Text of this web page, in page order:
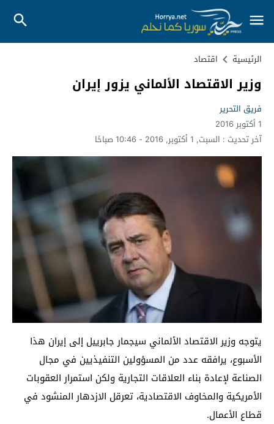
الرئيسية اقتصاد
وزير الاقتصاد الألماني يزور إيران
فريق التحرير
1 أكتوبر 2016
آخر تحديث : السبت, 1 أكتوبر, 2016 - 10:46 صباحًا
يتوجه وزير الاقتصاد الألماني سيجمار جابرييل إلى إيران هذا
الأسبوع، يرافقه عدد من المسؤولين التنفيذيين في مجال
الصناعة لإعادة بناء العلاقات التجارية ولكن استمرار العقوبات
الأمريكية والمخاوف الاقتصادية، تعرقل الازدهار المنشود في
قطاع الأعمال.